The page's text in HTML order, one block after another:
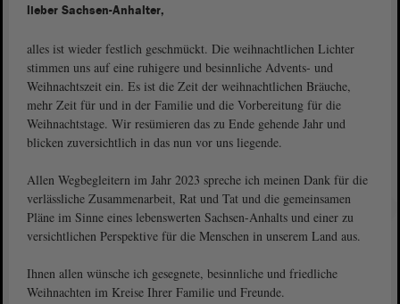
lieber Sachsen-Anhalter,
alles ist wieder festlich geschmückt. Die weihnachtlichen Lichter
stimmen uns auf eine ruhigere und besinnliche Advents- und
Weihnachtszeit ein. Es ist die Zeit der weihnachtlichen Bräuche,
mehr Zeit für und in der Familie und die Vorbereitung für die
Weihnachtstage. Wir resümieren das zu Ende gehende Jahr und
blicken zuversichtlich in das nun vor uns liegende.
Allen Wegbegleitern im Jahr 2023 spreche ich meinen Dank für die
verlässliche Zusammenarbeit, Rat und Tat und die gemeinsamen
Pläne im Sinne eines lebenswerten Sachsen-Anhalts und einer zu
versichtlichen Perspektive für die Menschen in unserem Land aus.
Ihnen allen wünsche ich gesegnete, besinnliche und friedliche
Weihnachten im Kreise Ihrer Familie und Freunde.